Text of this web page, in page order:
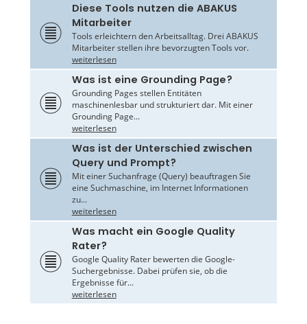
Diese Tools nutzen die ABAKUS
Mitarbeiter
Tools erleichtern den Arbeitsalltag. Drei ABAKUS
Mitarbeiter stellen ihre bevorzugten Tools vor.
weiterlesen
Was ist eine Grounding Page?
Grounding Pages stellen Entitäten
maschinenlesbar und strukturiert dar. Mit einer
Grounding Page...
weiterlesen
Was ist der Unterschied zwischen
Query und Prompt?
Mit einer Suchanfrage (Query) beauftragen Sie
eine Suchmaschine, im Internet Informationen
zu...
weiterlesen
Was macht ein Google Quality
Rater?
Google Quality Rater bewerten die Google-
Suchergebnisse. Dabei prüfen sie, ob die
Ergebnisse für...
weiterlesen